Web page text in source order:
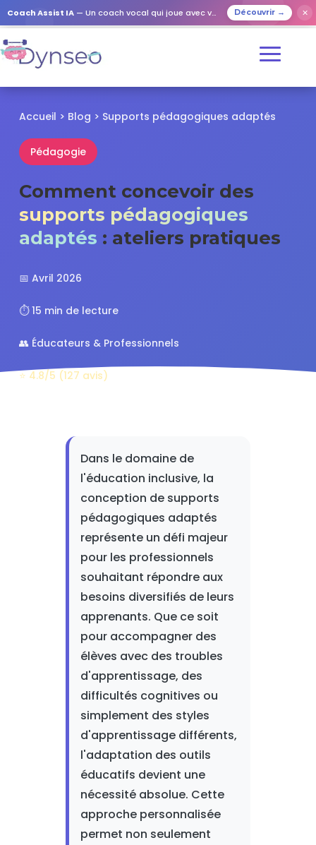
Coach Assist IA — Un coach vocal qui joue avec vos proches Découvrir → ✕
Accueil > Blog > Supports pédagogiques adaptés
Pédagogie
Comment concevoir des
supports pédagogiques
adaptés : ateliers pratiques
📅 Avril 2026
⏱️ 15 min de lecture
👥 Éducateurs & Professionnels
⭐ 4.8/5 (127 avis)
Dans le domaine de
l'éducation inclusive, la
conception de supports
pédagogiques adaptés
représente un défi majeur
pour les professionnels
souhaitant répondre aux
besoins diversifiés de leurs
apprenants. Que ce soit
pour accompagner des
élèves avec des troubles
d'apprentissage, des
difficultés cognitives ou
simplement des styles
d'apprentissage différents,
l'adaptation des outils
éducatifs devient une
nécessité absolue. Cette
approche personnalisée
permet non seulement